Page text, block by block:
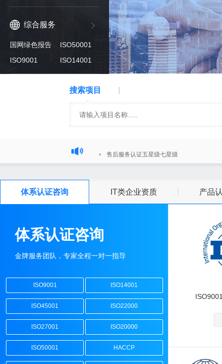
综合服务
国网绿色报告
ISO50001
ISO9001
ISO14001
搜索项目
ISO22000食品安全管理体系
体系认证咨询 IT类企业资质 产品
体系认证咨询
金牌服务团队，专家全程一对一指导
ISO9001 ISO14001
ISO45001 ISO22000
ISO27001 ISO20000
ISO50001 HACCP